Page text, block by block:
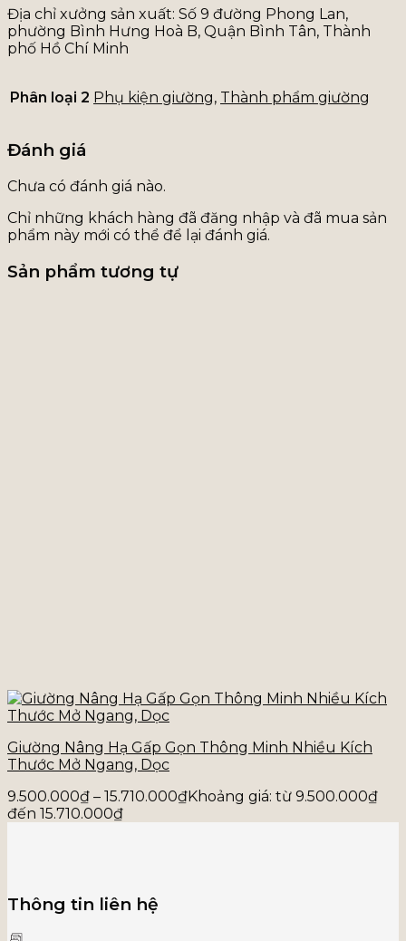
Địa chỉ xưởng sản xuất: Số 9 đường Phong Lan,
phường Bình Hưng Hoà B, Quận Bình Tân, Thành
phố Hồ Chí Minh
Phân loại 2 Phụ kiện giường, Thành phẩm giường
Đánh giá
Chưa có đánh giá nào.
Chỉ những khách hàng đã đăng nhập và đã mua sản
phẩm này mới có thể để lại đánh giá.
Sản phẩm tương tự
Giường Nâng Hạ Gấp Gọn Thông Minh Nhiều Kích
Thước Mở Ngang, Dọc
9.500.000₫ – 15.710.000₫Khoảng giá: từ 9.500.000₫
đến 15.710.000₫
Thông tin liên hệ